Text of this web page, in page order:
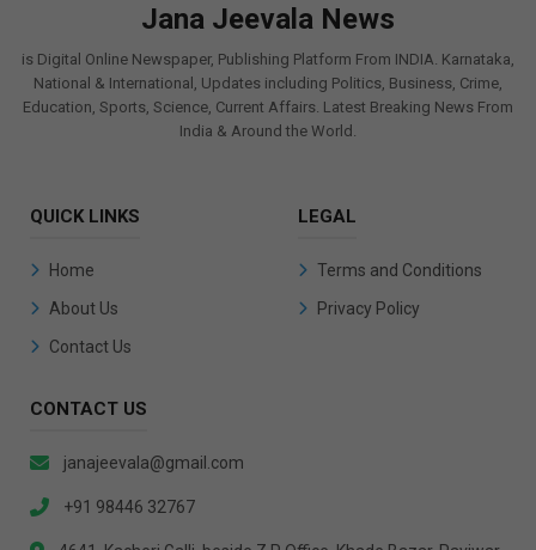
Jana Jeevala News
is Digital Online Newspaper, Publishing Platform From INDIA. Karnataka,
National & International, Updates including Politics, Business, Crime,
Education, Sports, Science, Current Affairs. Latest Breaking News From
India & Around the World.
QUICK LINKS
Home
About Us
Contact Us
LEGAL
Terms and Conditions
Privacy Policy
CONTACT US
janajeevala@gmail.com
+91 98446 32767